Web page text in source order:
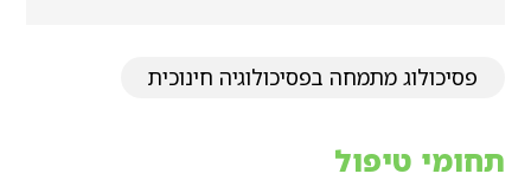
פסיכולוג מתמחה בפסיכולוגיה חינוכית
תחומי טיפול